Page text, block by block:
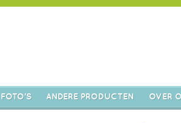
FOTO'S ANDERE PRODUCTEN OVER